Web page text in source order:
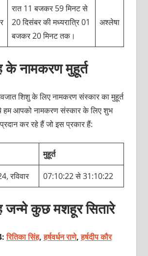
रात 11 बजकर 59 मिनट से
20 दिसंबर की मध्यरात्रि 01
बजकर 20 मिनट तक।
अश्लेषा
के नामकरण मुहूर्त
शिशु के लिए नामकरण संस्कार का मुहूर्त
हम आपको नामकरण संस्कार के लिए शुभ
कर रहे हैं जो इस प्रकार हैं:
मुहूर्त
रविवार 07:10:22 से 31:10:22
जन्मे कुछ मशहूर सितारे
रितिका सिंह,हर्षवर्धन राणे,हर्षदीप कौर